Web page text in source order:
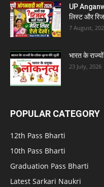
UP
लिस्ट और
7 August,
भारत के
23 July, 2026
POPULAR CATEGORY
12th Pass Bharti
10th Pass Bharti
Graduation Pass Bharti
Latest Sarkari Naukri